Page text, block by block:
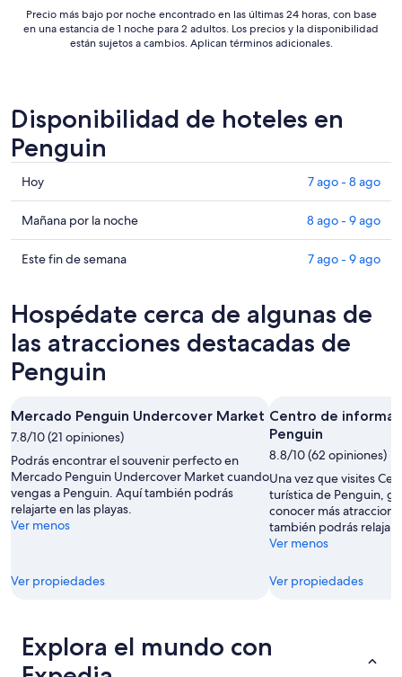
Precio más bajo por noche encontrado en las últimas 24 horas, con base
en una estancia de 1 noche para 2 adultos. Los precios y la disponibilidad
están sujetos a cambios. Aplican términos adicionales.
Disponibilidad de hoteles en
Penguin
Consultar
precios
en
Penguin
para
ago
8
ago
Hoy 7 ago - 8 ago
Consultar
precios
en
mañana
la
noche,
ago
-
9
ago
Mañana por la noche 8 ago - 9 ago
Consultar
Penguin
para
este
fin
semana,
7
ago
-
9
ago
Este fin de semana 7 ago - 9 ago
Hospédate cerca de algunas de
las atracciones destacadas de
Penguin
Mercado Penguin Undercover Market
7.8/10 (21 opiniones)
Podrás encontrar el souvenir perfecto en
Mercado Penguin Undercover Market cuando
vengas a Penguin. Aquí también podrás
relajarte en las playas.
Ver menos
Ver propiedades
Centro de
Penguin
8.8/10 (62 opiniones)
Una vez que visites
turística de Penguin,
conocer más
también podrás
Ver menos
Ver propiedades
Explora el mundo con